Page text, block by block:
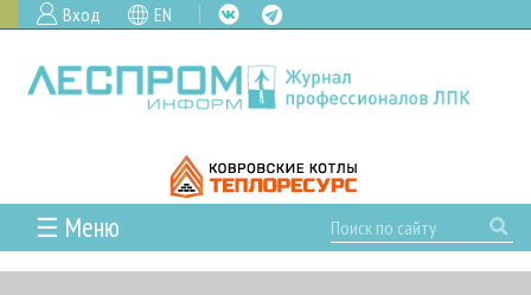
Вход EN
☰ Меню
ГЛАВНАЯ